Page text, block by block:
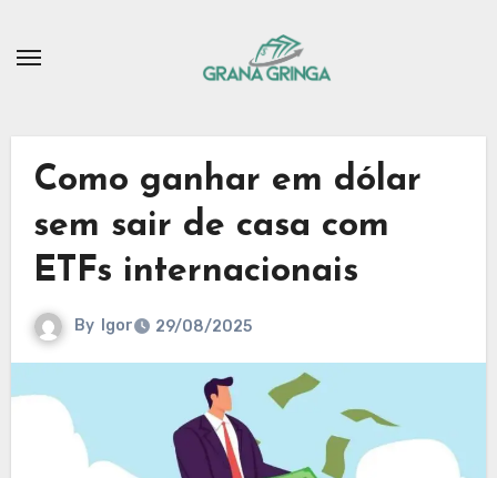
Como ganhar em dólar
sem sair de casa com
ETFs internacionais
By Igor 29/08/2025